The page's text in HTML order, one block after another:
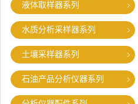
液体取样器系列
水质分析采样器系列
土壤采样器系列
石油产品分析仪器系列